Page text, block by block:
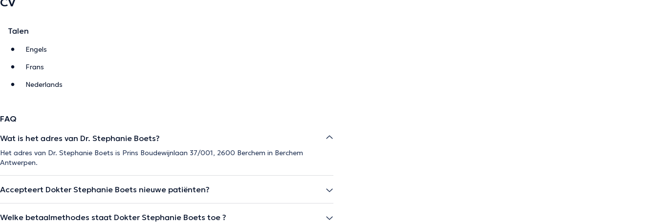
Talen
Engels
Frans
Nederlands
FAQ
Wat is het adres van Dr. Stephanie Boets?
Het adres van Dr. Stephanie Boets is Prins Boudewijnlaan 37/001, 2600 Berchem in Berchem
Antwerpen.
Accepteert Dokter Stephanie Boets nieuwe patiënten?
Welke betaalmethodes staat Dokter Stephanie Boets toe ?